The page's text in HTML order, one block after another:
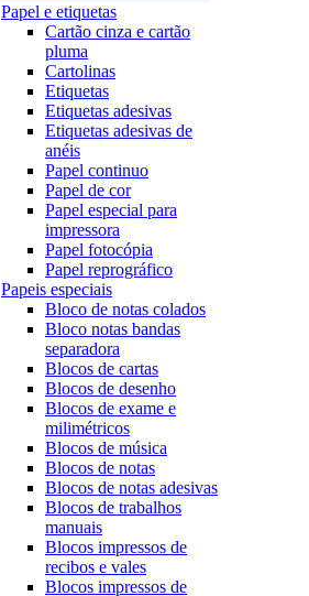
Papel e etiquetas
Cartão cinza e cartão
pluma
Cartolinas
Etiquetas
Etiquetas adesivas
Etiquetas adesivas de
anéis
Papel continuo
Papel de cor
Papel especial para
impressora
Papel fotocópia
Papel reprográfico
Papeis especiais
Bloco de notas colados
Bloco notas bandas
separadora
Blocos de cartas
Blocos de desenho
Blocos de exame e
milimétricos
Blocos de música
Blocos de notas
Blocos de notas adesivas
Blocos de trabalhos
manuais
Blocos impressos de
recibos e vales
Blocos impressos de